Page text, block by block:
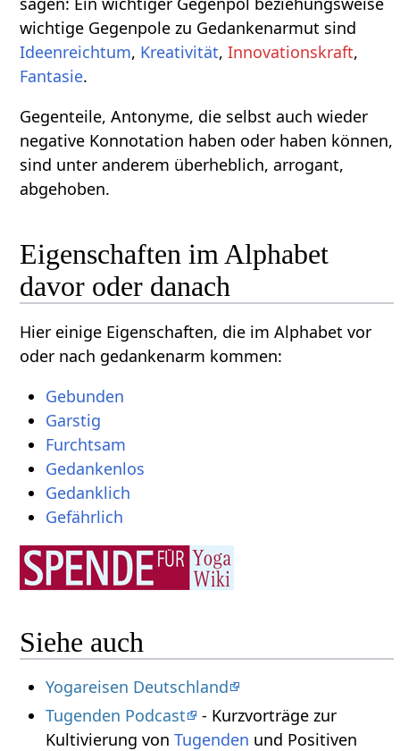
wichtige Gegenpole zu Gedankenarmut sind
Ideenreichtum, Kreativität,Innovationskraft,
Fantasie.
Gegenteile, Antonyme, die selbst auch wieder
negative Konnotation haben oder haben können,
sind unter anderem überheblich, arrogant,
abgehoben.
Eigenschaften im Alphabet
davor oder danach
Hier einige Eigenschaften, die im Alphabet vor
oder nach gedankenarm kommen:
Gebunden
Garstig
Furchtsam
Gedankenlos
Gedanklich
Gefährlich
Siehe auch
Yogareisen Deutschland
Tugenden Podcast
- Kurzvorträge zur
Kultivierung von Tugenden und Positiven